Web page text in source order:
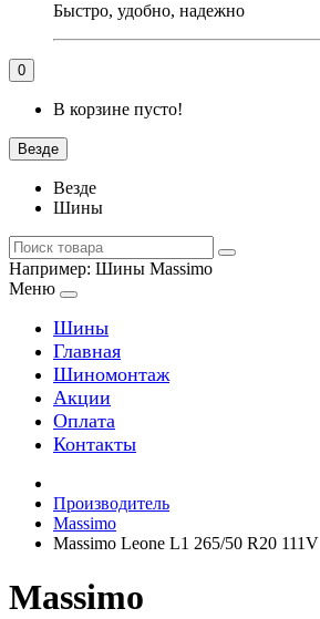
Быстро, удобно, надежно
0
В корзине пусто!
Везде
Везде
Шины
Например: Шины Massimo
Меню
Шины
Главная
Шиномонтаж
Акции
Оплата
Контакты
Производитель
Massimo
Massimo Leone L1 265/50 R20 111V
Massimo